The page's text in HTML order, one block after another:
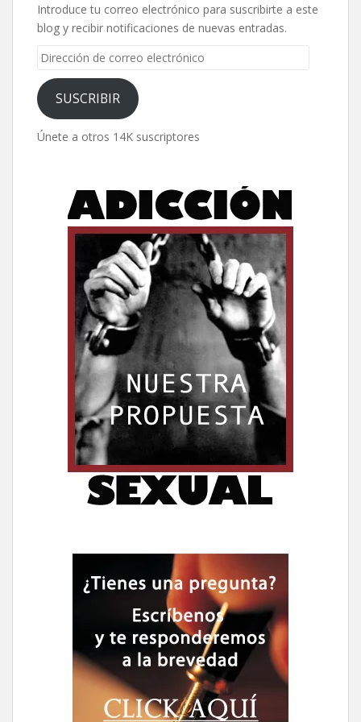
Introduce tu correo electrónico para suscribirte a este
blog y recibir notificaciones de nuevas entradas.
Dirección
correo
electrónico
SUSCRIBIR
Únete a otros 14K suscriptores